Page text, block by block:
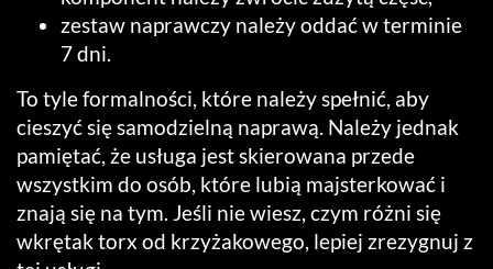
zestaw naprawczy należy oddać w terminie
7 dni.
To tyle formalności, które należy spełnić, aby
cieszyć się samodzielną naprawą. Należy jednak
pamiętać, że usługa jest skierowana przede
wszystkim do osób, które lubią majsterkować i
znają się na tym. Jeśli nie wiesz, czym różni się
wkrętak torx od krzyżakowego, lepiej zrezygnuj z